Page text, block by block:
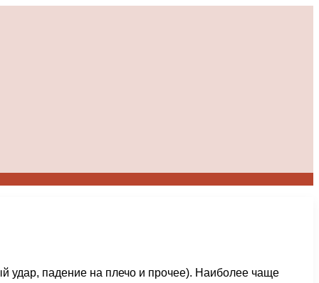
удар, падение на плечо и прочее). Наиболее чаще